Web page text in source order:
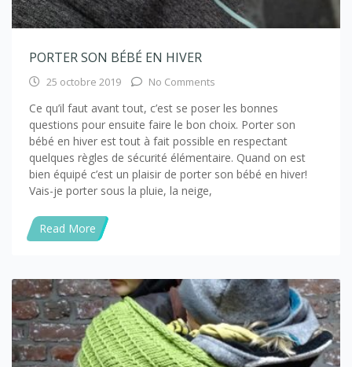
PORTER SON BÉBÉ EN HIVER
25 octobre 2019 No Comments
Ce qu’il faut avant tout, c’est se poser les bonnes
questions pour ensuite faire le bon choix. Porter son
bébé en hiver est tout à fait possible en respectant
quelques règles de sécurité élémentaire. Quand on est
bien équipé c’est un plaisir de porter son bébé en hiver!
Vais-je porter sous la pluie, la neige,
Read More